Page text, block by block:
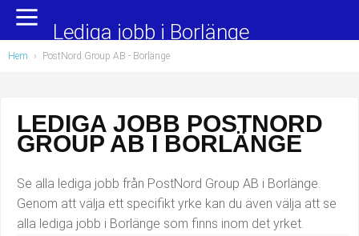
Yrkesområden
Administration, ekonomi, juridik
Chefer och verksamhetsledare
Data/IT
Försäljning, inköp, marknadsföring
Populära jobb
Undersköterska, hemtjänst och äldreboende
Barnskötare
Lärare i förskola/Förskollärare
Lagerarbetare
Lediga jobb i Borlänge
Hem › PostNord Group AB - Borlänge
LEDIGA JOBB POSTNORD
GROUP AB I BORLÄNGE
Se alla lediga jobb från PostNord Group AB i Borlänge.
Genom att välja ett specifikt yrke kan du även välja att se
alla lediga jobb i Borlänge som finns inom det yrket.